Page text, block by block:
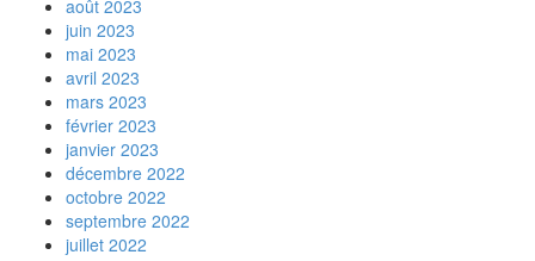
août 2023
juin 2023
mai 2023
avril 2023
mars 2023
février 2023
janvier 2023
décembre 2022
octobre 2022
septembre 2022
juillet 2022